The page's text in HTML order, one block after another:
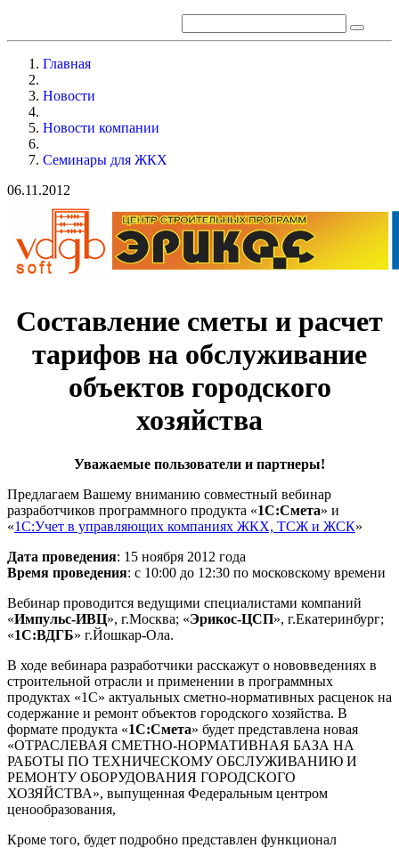
Главная
Новости
Новости компании
Семинары для ЖКХ
06.11.2012
Составление сметы и расчет
тарифов на обслуживание
объектов городского
хозяйства
Уважаемые пользователи и партнеры!
Предлагаем Вашему вниманию совместный вебинар
разработчиков программного продукта «1С:Смета» и
«1С:Учет в управляющих компаниях ЖКХ, ТСЖ и ЖСК»
Дата проведения: 15 ноября 2012 года
Время проведения: с 10:00 до 12:30 по московскому времени
Вебинар проводится ведущими специалистами компаний
«Импульс-ИВЦ», г.Москва; «Эрикос-ЦСП», г.Екатеринбург;
«1С:ВДГБ» г.Йошкар-Ола.
В ходе вебинара разработчики расскажут о нововведениях в
строительной отрасли и применении в программных
продуктах «1С» актуальных сметно-нормативных расценок на
содержание и ремонт объектов городского хозяйства. В
формате продукта «1С:Смета» будет представлена новая
«ОТРАСЛЕВАЯ СМЕТНО-НОРМАТИВНАЯ БАЗА НА
РАБОТЫ ПО ТЕХНИЧЕСКОМУ ОБСЛУЖИВАНИЮ И
РЕМОНТУ ОБОРУДОВАНИЯ ГОРОДСКОГО
ХОЗЯЙСТВА», выпущенная Федеральным центром
ценообразования,
Кроме того, будет подробно представлен функционал